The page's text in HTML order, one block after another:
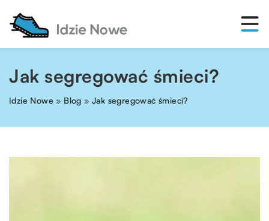
Jak segregować śmieci?
Idzie Nowe » Blog »Jak segregować śmieci?